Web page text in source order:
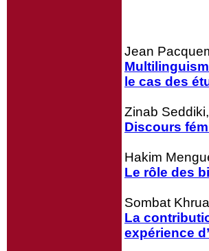
Jean
le cas des
Zinab Seddiki,
Discours
Hakim
Le rôle des
Sombat
La
expérience